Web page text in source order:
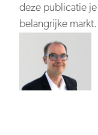
Digitale
NBTC Mediabank
Contact
Persberichten
Actuele thema’s &
deze publicatie
belangrijke markt.